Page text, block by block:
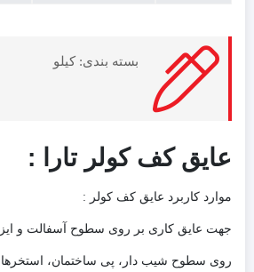
بسته بندی: کیلو
عایق کف کولر تارا :
موارد کاربرد عایق کف کولر :
جهت عایق کاری بر روی سطوح آسفالت و
روی سطوح شیب دار، پی ساختمان،